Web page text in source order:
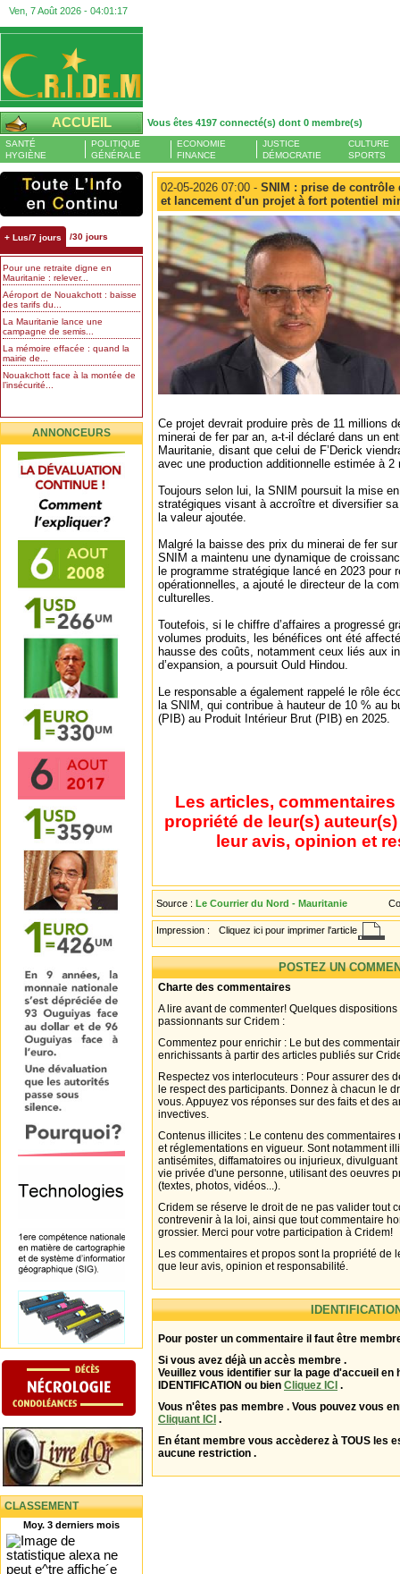
Ven, 7 Août 2026 - 04:01:18
ACCUEIL Vous êtes 4197 connecté(s) dont 0 membre(s)
SANTÉ
HYGIÈNE
POLITIQUE
GÉNÉRALE
ECONOMIE
FINANCE
JUSTICE
DÉMOCRATIE
CULTURE
SPORTS
+ Lus/7 jours /30 jours
Pour une retraite digne en
Mauritanie : relever...
Aéroport de Nouakchott : baisse
des tarifs du...
La Mauritanie lance une
campagne de semis...
La mémoire effacée : quand la
mairie de...
Nouakchott face à la montée de
l’insécurité...
ANNONCEURS
CLASSEMENT
Moy. 3 derniers mois
02-05-2026 07:00 - SNIM : prise de contrôle
et lancement d'un projet à fort potentiel
Ce projet devrait produire près de 11 millions
minerai de fer par an, a-t-il déclaré dans un
Mauritanie, disant que celui de F’Derick
avec une production additionnelle estimée à
Toujours selon lui, la SNIM poursuit la mise
stratégiques visant à accroître et diversifier
la valeur ajoutée.
Malgré la baisse des prix du minerai de fer
SNIM a maintenu une dynamique de
le programme stratégique lancé en 2023 pour
opérationnelles, a ajouté le directeur de la
culturelles.
Toutefois, si le chiffre d’affaires a progressé
volumes produits, les bénéfices ont été
hausse des coûts, notamment ceux liés aux
d’expansion, a poursuit Ould Hindou.
Le responsable a également rappelé le rôle
la SNIM, qui contribue à hauteur de 10 % au
(PIB) au Produit Intérieur Brut (PIB) en 2025.
Les articles,
propriété de leur(s)
leur avis, opinion et
Source : Le Courrier du Nord - Mauritanie
Impression : Cliquez ici pour imprimer l'article
POSTEZ UN
Charte des commentaires
A lire avant de commenter! Quelques
passionnants sur Cridem :
Commentez pour enrichir : Le but des
enrichissants à partir des articles publiés sur
Respectez vos interlocuteurs : Pour assurer des
le respect des participants. Donnez à chacun le
vous. Appuyez vos réponses sur des faits et des
invectives.
Contenus illicites : Le contenu des
et réglementations en vigueur. Sont notamment
antisémites, diffamatoires ou injurieux,
vie privée d'une personne, utilisant des oeuvres
(textes, photos, vidéos...).
Cridem se réserve le droit de ne pas valider tout
contrevenir à la loi, ainsi que tout commentaire
grossier. Merci pour votre participation à Cridem!
Les commentaires et propos sont la propriété de
que leur avis, opinion et responsabilité.
Pour poster un commentaire il faut être
Si vous avez déjà un accès membre .
Veuillez vous identifier sur la page d'accueil en
IDENTIFICATION ou bien Cliquez ICI .
Vous n'êtes pas membre . Vous pouvez vous
Cliquant ICI .
En étant membre vous accèderez à TOUS les
aucune restriction .